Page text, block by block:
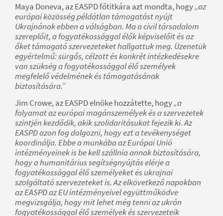
Maya Doneva, az EASPD főtitkára azt mondta, hogy„az
európai közösség példátlan támogatást nyújt
Ukrajnának ebben a válságban. Ma a civil társadalom
szereplőit, a fogyatékossággal élők képviselőit és az
őket támogató szervezeteket hallgattuk meg. Üzenetük
egyértelmű: sürgős, célzott és konkrét intézkedésekre
van szükség a fogyatékossággal élő személyek
megfelelő védelmének és támogatásának
biztosítására.”
Jim Crowe, az EASPD elnöke hozzátette, hogy„a
folyamat az európai magánszemélyek és a szervezetek
szintjén kezdődik, akik szolidaritásukat fejezik ki. Az
EASPD azon fog dolgozni, hogy ezt a tevékenységet
koordinálja. Ebbe a munkába az Európai Unió
intézményeinek is be kell szállnia annak biztosítására,
hogy a humanitárius segítségnyújtás elérje a
fogyatékossággal élő személyeket és ukrajnai
szolgáltató szervezeteket is. Az elkövetkező napokban
az EASPD az EU intézményeivel együttműködve
megvizsgálja, hogy mit lehet még tenni az ukrán
fogyatékossággal élő személyek és szervezeteik